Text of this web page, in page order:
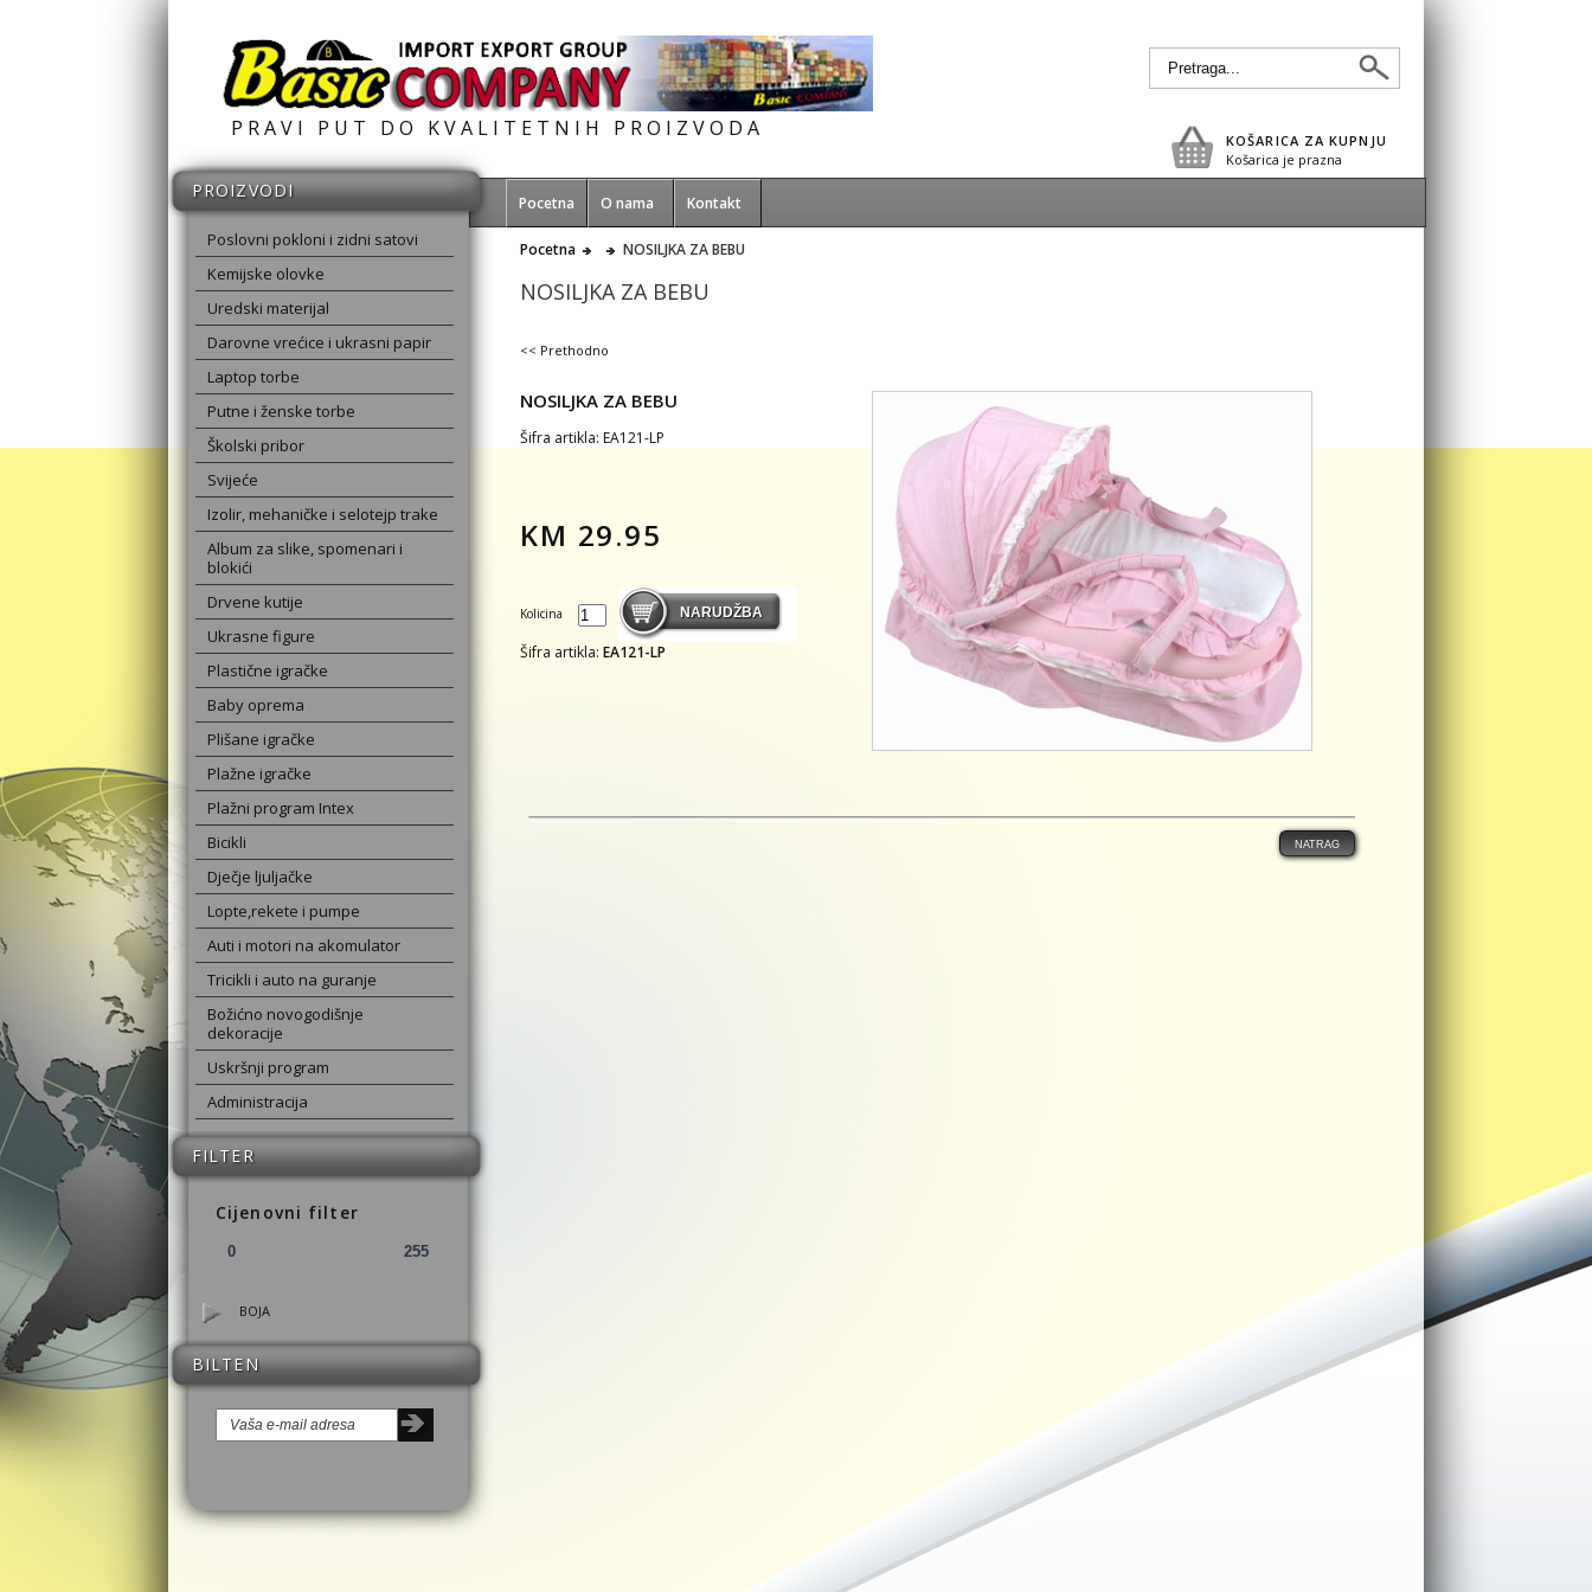
PRAVI PUT DO KVALITETNIH PROIZVODA
KOŠARICA ZA KUPNJU
Košarica je prazna
Pocetna O nama Kontakt
PROIZVODI
Poslovni pokloni i zidni satovi
Kemijske olovke
Uredski materijal
Darovne vrećice i ukrasni papir
Laptop torbe
Putne i ženske torbe
Školski pribor
Svijeće
Izolir, mehaničke i selotejp trake
Album za slike, spomenari i
blokići
Drvene kutije
Ukrasne figure
Plastične igračke
Baby oprema
Plišane igračke
Plažne igračke
Plažni program Intex
Bicikli
Dječje ljuljačke
Lopte,rekete i pumpe
Auti i motori na akomulator
Tricikli i auto na guranje
Božićno novogodišnje
dekoracije
Uskršnji program
Administracija
FILTER
Cijenovni filter
BOJA
BILTEN
Pocetna NOSILJKA ZA BEBU
NOSILJKA ZA BEBU
<< Prethodno
NOSILJKA ZA BEBU
Šifra artikla: EA121-LP
KM 29.95
Kolicina
Šifra artikla: EA121-LP